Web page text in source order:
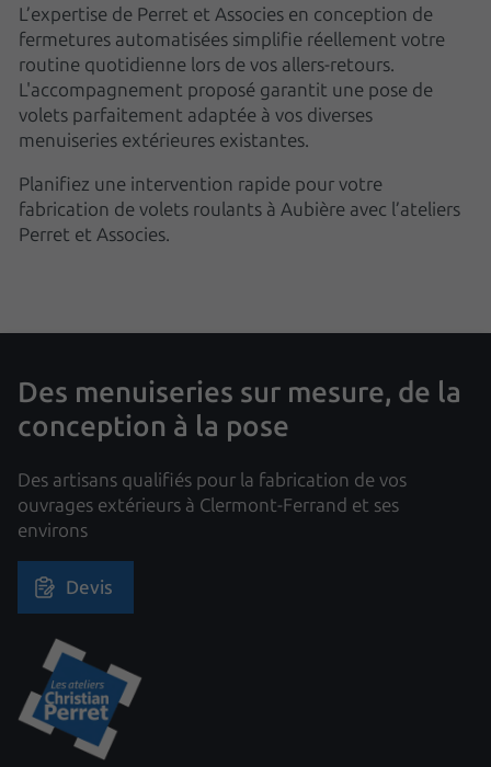
L’expertise de Perret et Associes en conception de
fermetures automatisées simplifie réellement votre
routine quotidienne lors de vos allers-retours.
L'accompagnement proposé garantit une pose de
volets parfaitement adaptée à vos diverses
menuiseries extérieures existantes.
Planifiez une intervention rapide pour votre
fabrication de volets roulants à Aubière avec l’ateliers
Perret et Associes.
Des menuiseries sur mesure, de la
conception à la pose
Des artisans qualifiés pour la fabrication de vos
ouvrages extérieurs à Clermont-Ferrand et ses
environs
Devis